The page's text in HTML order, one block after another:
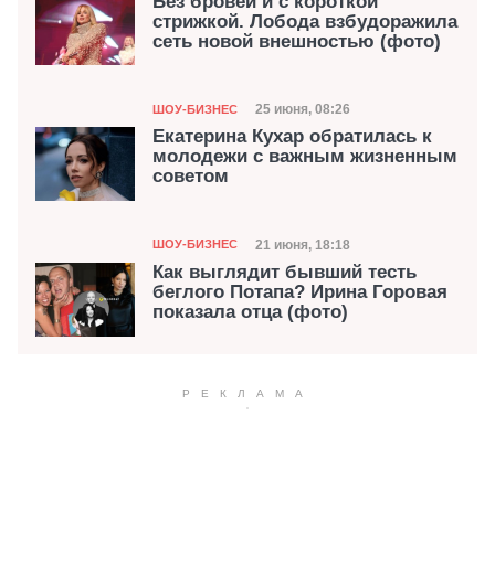
стрижкой. Лобода взбудоражила
сеть новой внешностью (фото)
Категория
ШОУ-БИЗНЕС Дата публикации
25 июня, 08:26
Екатерина Кухар обратилась к
молодежи с важным жизненным
советом
Категория
ШОУ-БИЗНЕС Дата публикации
21 июня, 18:18
Как выглядит бывший тесть
беглого Потапа? Ирина Горовая
показала отца (фото)